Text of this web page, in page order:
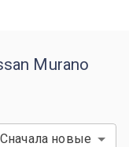
Murano
Сначала новые